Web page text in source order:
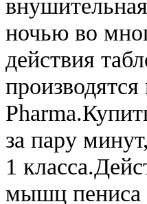
ночью во
действия
за пару
1
мышц пениса